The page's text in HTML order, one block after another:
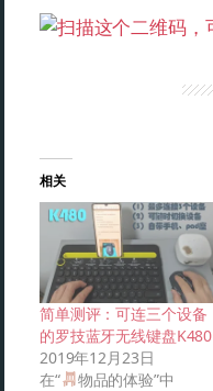
相关
简单测评：可连三个设备
的罗技蓝牙无线键盘K480
2019年12月23日
在“
物品的体验”中